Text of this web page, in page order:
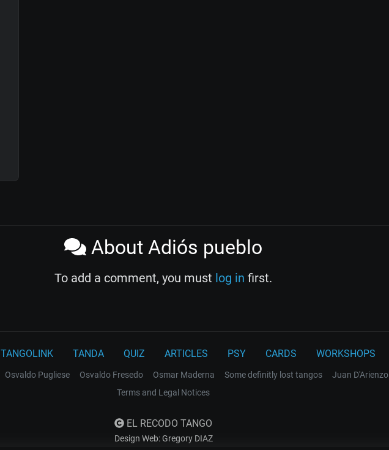
About Adiós pueblo
To add a comment, you must log in first.
TANGOLINK TANDA QUIZ ARTICLES PSY CARDS WORKSHOPS
Osvaldo Pugliese Osvaldo Fresedo Osmar Maderna Some definitly lost tangos Juan D'Arienzo
Terms and Legal Notices
EL RECODO TANGO
Design Web: Gregory DIAZ